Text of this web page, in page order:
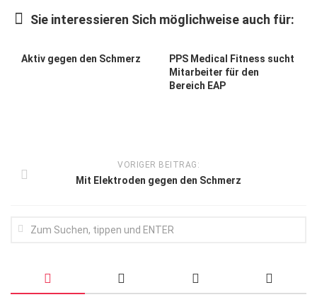
Forum Gesundheit
Sie interessieren Sich möglichweise auch für:
Aktiv gegen den Schmerz
PPS Medical Fitness sucht
Mitarbeiter für den
Bereich EAP
VORIGER BEITRAG:
Mit Elektroden gegen den Schmerz